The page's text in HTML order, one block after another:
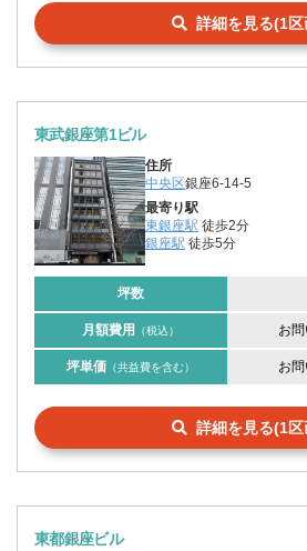
詳細を見る(1区
東武銀座第1ビル
住所
中央区銀座6-14-5
最寄り駅
東銀座駅 徒歩2分
銀座駅 徒歩5分
坪数
月額費用 （税込） お
坪単価 （共益費を含む） お
詳細を見る(1区
東都銀座ビル